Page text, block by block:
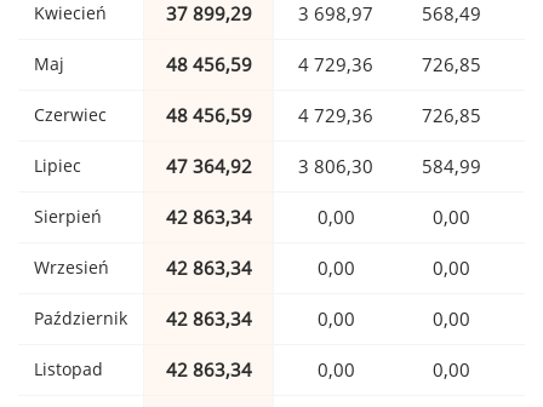
Kwiecień 37 899,29 3 698,97 568,49
Maj 48 456,59 4 729,36 726,85
Czerwiec 48 456,59 4 729,36 726,85
Lipiec 47 364,92 3 806,30 584,99
Sierpień 42 863,34 0,00 0,00
Wrzesień 42 863,34 0,00 0,00
Październik 42 863,34 0,00 0,00
Listopad 42 863,34 0,00 0,00